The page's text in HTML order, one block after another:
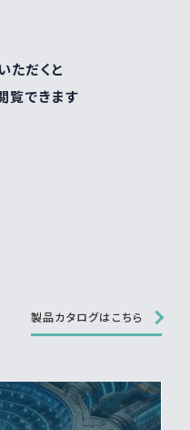
ただくと
覧できます
製品カタログはこちら